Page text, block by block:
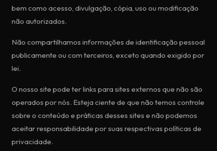
bem como acesso, divulgação, cópia, uso ou modificação
não autorizados.
Não compartilhamos informações de identificação pessoal
publicamente ou com terceiros, exceto quando exigido por
lei.
O nosso site pode ter links para sites externos que não são
operados por nós. Esteja ciente de que não temos controle
sobre o conteúdo e práticas desses sites e não podemos
aceitar responsabilidade por suas respectivas políticas de
privacidade.